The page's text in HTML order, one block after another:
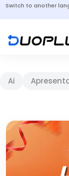
Switch to another
Ai